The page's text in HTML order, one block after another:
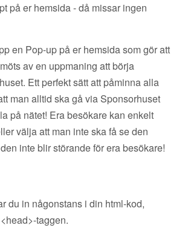
på er hemsida - då missar ingen
en Pop-up på er hemsida som gör att
av en uppmaning att börja
Ett perfekt sätt att påminna alla
man alltid ska gå via Sponsorhuset
på nätet! Era besökare kan enkelt
välja att man inte ska få se den
inte blir störande för era besökare!
du in någonstans i din html-kod,
taggen.